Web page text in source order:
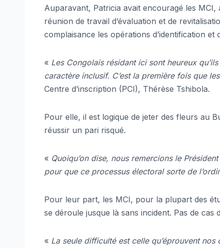
Auparavant, Patricia avait encouragé les MCI,
réunion de travail d’évaluation et de
complaisance les opérations d’identification et
« Les Congolais résidant ici sont heureux
caractère inclusif. C’est la première fois que
Centre d’inscription (PCI), Thérèse Tshibola.
Pour elle, il est logique de jeter des fleurs au
réussir un pari risqué.
« Quoiqu’on dise, nous remercions le
pour que ce processus électoral sorte de
Pour leur part, les MCI, pour la plupart des
se déroule jusque là sans incident. Pas de cas
« La seule difficulté est celle qu’éprouvent